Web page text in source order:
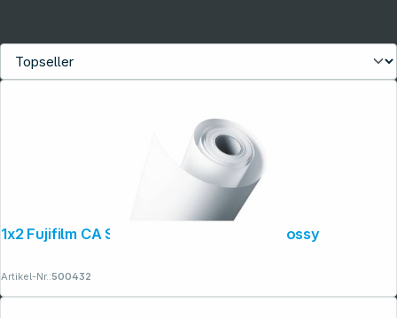
1x2 Fujifilm CA Supreme 15,2cm x 176m glossy
Artikel-Nr.:500432